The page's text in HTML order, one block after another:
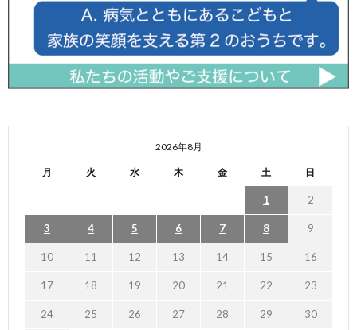
2026年8月
月 火 水 木 金 土 日
1 2
3 4 5 6 7 8 9
10 11 12 13 14 15 16
17 18 19 20 21 22 23
24 25 26 27 28 29 30